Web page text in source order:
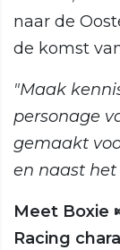
naar de
de komst
"Maak
personage
gemaakt
en naast het
Meet Boxie
Racing